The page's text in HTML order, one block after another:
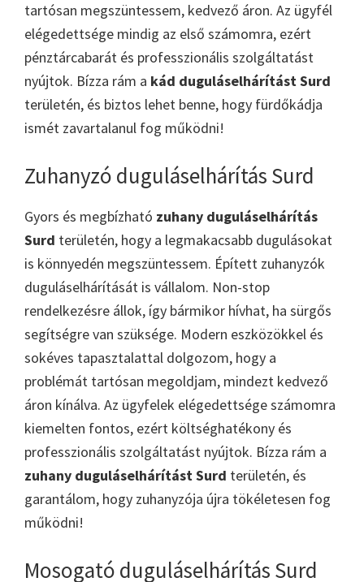
tartósan megszüntessem, kedvező áron. Az ügyfél
elégedettsége mindig az első számomra, ezért
pénztárcabarát és professzionális szolgáltatást
nyújtok. Bízza rám a kád duguláselhárítást Surd
területén, és biztos lehet benne, hogy fürdőkádja
ismét zavartalanul fog működni!
Zuhanyzó duguláselhárítás Surd
Gyors és megbízható zuhany duguláselhárítás
Surd területén, hogy a legmakacsabb dugulásokat
is könnyedén megszüntessem. Épített zuhanyzók
duguláselhárítását is vállalom. Non-stop
rendelkezésre állok, így bármikor hívhat, ha sürgős
segítségre van szüksége. Modern eszközökkel és
sokéves tapasztalattal dolgozom, hogy a
problémát tartósan megoldjam, mindezt kedvező
áron kínálva. Az ügyfelek elégedettsége számomra
kiemelten fontos, ezért költséghatékony és
professzionális szolgáltatást nyújtok. Bízza rám a
zuhany duguláselhárítást Surd területén, és
garantálom, hogy zuhanyzója újra tökéletesen fog
működni!
Mosogató duguláselhárítás Surd